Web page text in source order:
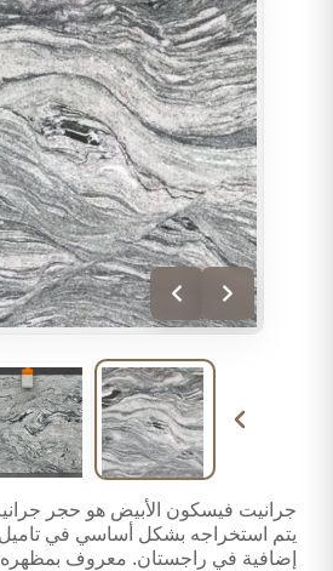
جرانيت فيسكون الأبيض هو حجر
يتم استخراجه بشكل أساسي في
إضافية في راجستان. معروف بمظهره